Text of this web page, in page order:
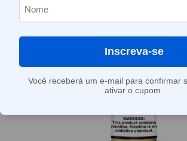
Inscreva-se
Você receberá um e-mail para confirmar
ativar o cupom.